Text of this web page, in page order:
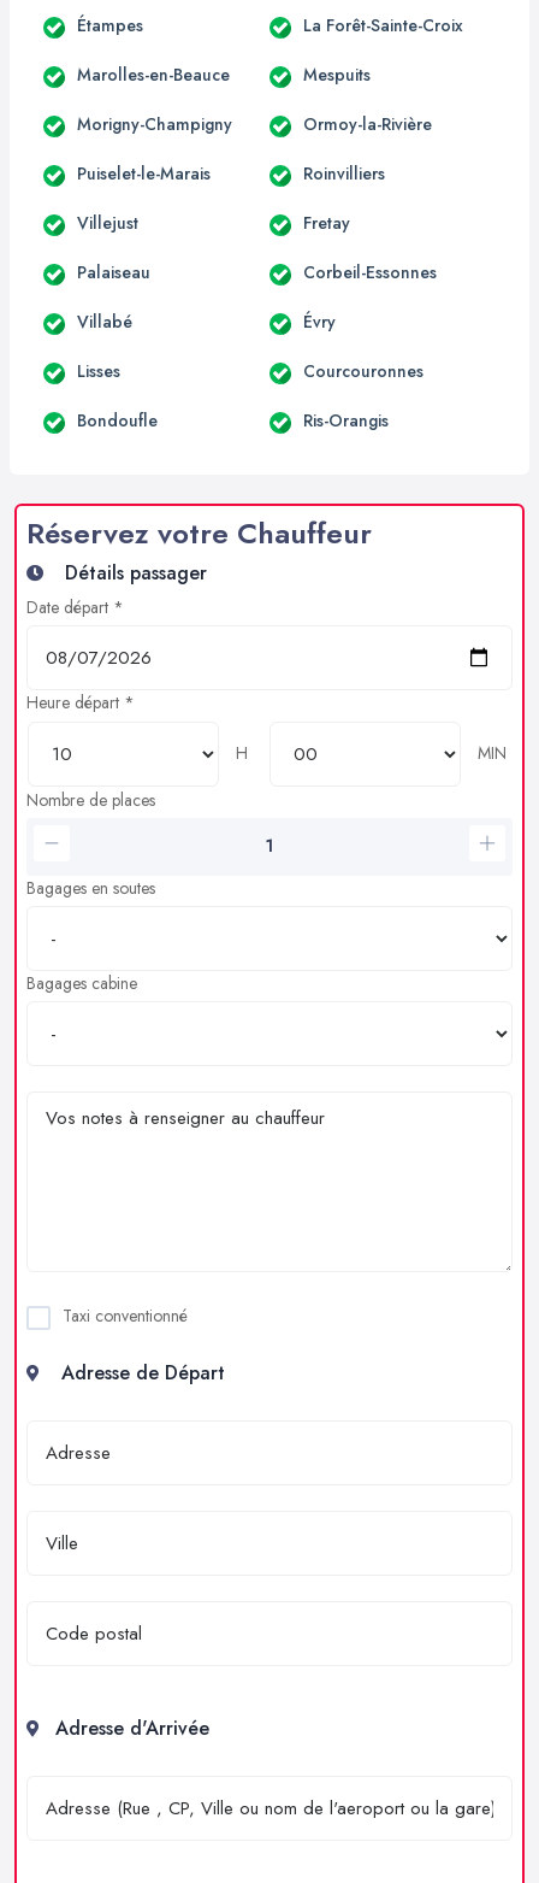
Étampes La Forêt-Sainte-Croix
Marolles-en-Beauce Mespuits
Morigny-Champigny Ormoy-la-Rivière
Puiselet-le-Marais Roinvilliers
Villejust Fretay
Palaiseau Corbeil-Essonnes
Villabé Évry
Lisses Courcouronnes
Bondoufle Ris-Orangis
Réservez votre Chauffeur
Détails passager
Date départ *
Heure départ *
H
MIN
Nombre de places
Bagages en soutes
Bagages cabine
Taxi conventionné
Adresse de Départ
Adresse d'Arrivée